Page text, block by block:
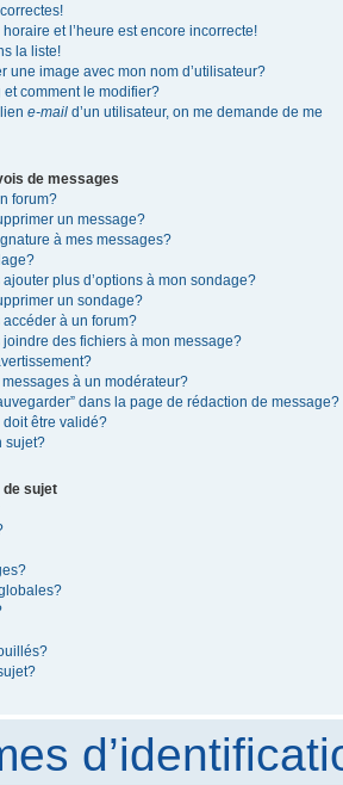
et l’heure est encore incorrecte!
la liste!
une image avec mon nom d’utilisateur?
et comment le modifier?
e-mail d’un utilisateur, on me demande de me
de messages
forum?
un message?
à mes messages?
plus d’options à mon sondage?
un sondage?
à un forum?
des fichiers à mon message?
à un modérateur?
dans la page de rédaction de message?
doit être validé?
sujet?
de sujet